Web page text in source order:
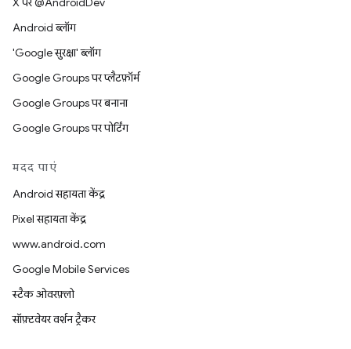
Android ब्लॉग
'Google सुरक्षा' ब्लॉग
Google Groups पर प्लैटफ़ॉर्म
Google Groups पर बनाना
Google Groups पर पोर्टिंग
मदद पाएं
Android सहायता केंद्र
Pixel सहायता केंद्र
www.android.com
Google Mobile Services
स्टैक ओवरफ़्लो
सॉफ़्टवेयर वर्शन ट्रैकर